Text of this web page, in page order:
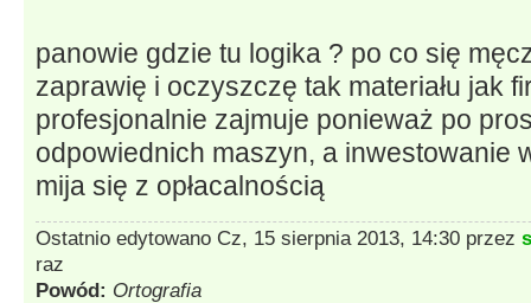
panowie gdzie tu logika ? po co się
zaprawię i oczyszczę tak materiału jak
profesjonalnie zajmuje ponieważ po
odpowiednich maszyn, a inwestowanie
mija się z opłacalnością
Ostatnio edytowano Cz, 15 sierpnia 2013, 14:30 przez
raz
Powód: Ortografia